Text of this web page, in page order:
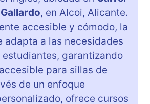
, en Alcoi, Alicante.
accesible y cómodo, la
adapta a las necesidades
estudiantes, garantizando
para sillas de
de un enfoque
ofrece cursos